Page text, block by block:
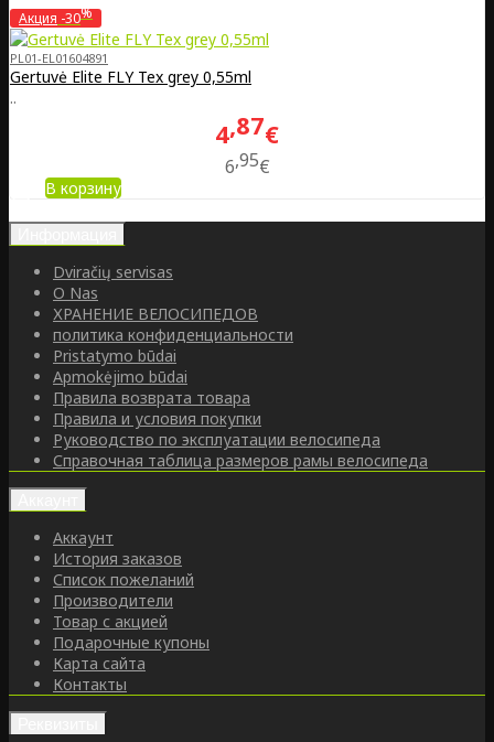
Акция -30%
PL01-EL01604891
Gertuvė Elite FLY Tex grey 0,55ml
..
4 87€
6 95€
В корзину
Dviračių servisas
O Nas
ХРАНЕНИЕ ВЕЛОСИПЕДОВ
политика конфиденциальности
Pristatymo būdai
Apmokėjimo būdai
Правила возврата товара
Правила и условия покупки
Руководство по эксплуатации велосипеда
Справочная таблица размеров рамы велосипеда
Аккаунт
История заказов
Список пожеланий
Производители
Товар с акцией
Подарочные купоны
Карта сайта
Контакты